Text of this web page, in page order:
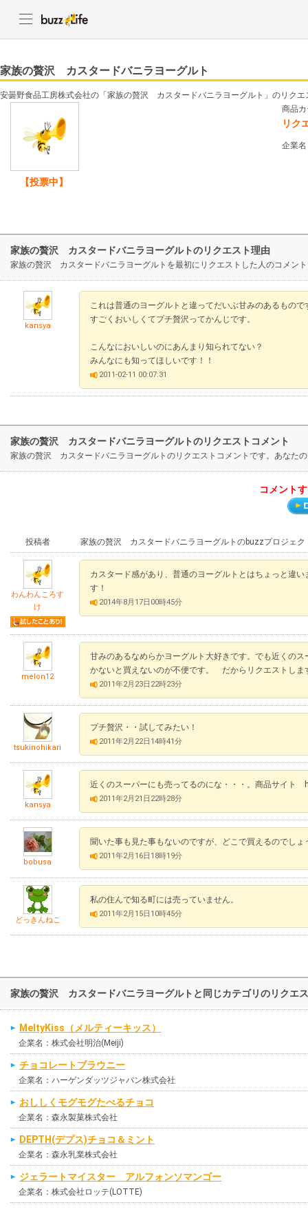
家族の贅沢 カスタードバニラヨーグルト
安曇野食品工房株式会社の「家族の贅沢 カスタードバニラヨーグルト」のリクエ
【投票中】
商品
リク
企業
家族の贅沢 カスタードバニラヨーグルトのリクエスト理由
家族の贅沢 カスタードバニラヨーグルトを最初にリクエストした人のコメン
kansya
これは普通のヨーグルトと違ってだいぶ甘みのあるもので
すごくおいしくてプチ贅沢ってかんじです。
こんなにおいしいのにあんまり知られてない？
みんなにも知ってほしいです！！
2011-02-11 00:07:31
家族の贅沢 カスタードバニラヨーグルトのリクエストコメント
家族の贅沢 カスタードバニラヨーグルトのリクエストコメントです。あなた
コメント
投稿者 家族の贅沢 カスタードバニラヨーグルトのbuzzプロジェク
わんわんころす
け
カスタード感があり、普通のヨーグルトとはちょっと違
す！
2014年8月17日00時45分
melon12
甘みのあるなめらかヨーグルト大好きです。でも近くの
かないと買えないのが不便です。 だからリクエストしま
2011年2月23日22時23分
tsukinohikari
プチ贅沢・・試してみたい！
2011年2月22日14時41分
kansya
近くのスーパーにも売ってるのにな・・・。商品サイ
2011年2月21日22時28分
bobusa
聞いた事も見た事もないのですが、どこで買えるのでしょ
2011年2月16日18時19分
どっきんねこ
私の住んで知る町には売っていません。
2011年2月15日10時45分
家族の贅沢 カスタードバニラヨーグルトと同じカテゴリのリクエ
MeltyKiss（メルティーキッス）
企業名：株式会社明治(Meiji)
チョコレートブラウニー
企業名：ハーゲンダッツジャパン株式会社
おししくモグモグたべるチョコ
企業名：森永製菓株式会社
DEPTH(デプス)チョコ＆ミント
企業名：森永乳業株式会社
ジェラートマイスター アルフォンソマンゴー
企業名：株式会社ロッテ(LOTTE)